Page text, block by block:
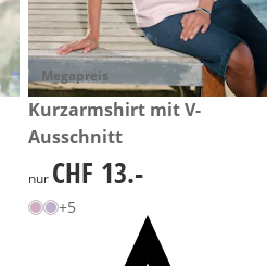
Megapreis
CHF 13.-
Kurzarmshirt mit V-
Ausschnitt
CHF 13.-
nur CHF 13.-
+5